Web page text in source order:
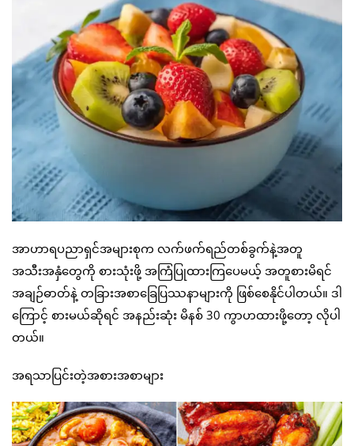
အာဟာရပညာရှင်အများစုက လက်ဖက်ရည်တစ်ခွက်နဲ့အတူ
အသီးအနှံတွေကို စားသုံးဖို့ အကြံပြုထားကြပေမယ့် အတူစားမိရင်
အချဉ်ဓာတ်နဲ့ တခြားအစာခြေပြဿနာများကို ဖြစ်စေနိုင်ပါတယ်။ ဒါ
ကြောင့် စားမယ်ဆိုရင် အနည်းဆုံး မိနစ် 30 ကွာဟထားဖို့တော့ လိုပါ
တယ်။
အရသာပြင်းတဲ့အစားအစာများ